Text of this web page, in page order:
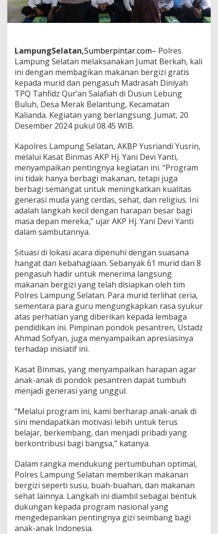
k
a
h
B
g
i
k
M
k
a
n
a
n
B
e
r
i
G
a
t
i
s
d
M
a
a
s
i
n
i
y
a
LampungSelatan,Sumberpintar.com– Polres
Lampung Selatan melaksanakan Jumat Berkah, kali
ini dengan membagikan makanan bergizi gratis
kepada murid dan pengasuh Madrasah Diniyah
TPQ Tahfidz Qur’an Salafiah di Dusun Lebung
Buluh, Desa Merak Belantung, Kecamatan
Kalianda. Kegiatan yang berlangsung. Jumat, 20
Desember 2024 pukul 08.45 WIB.
Kapolres Lampung Selatan, AKBP Yusriandi Yusrin,
melalui Kasat Binmas AKP Hj. Yani Devi Yanti,
menyampaikan pentingnya kegiatan ini. “Program
ini tidak hanya berbagi makanan, tetapi juga
berbagi semangat untuk meningkatkan kualitas
generasi muda yang cerdas, sehat, dan religius. Ini
adalah langkah kecil dengan harapan besar bagi
masa depan mereka,” ujar AKP Hj. Yani Devi Yanti
dalam sambutannya.
Situasi di lokasi acara dipenuhi dengan suasana
hangat dan kebahagiaan. Sebanyak 61 murid dan 8
pengasuh hadir untuk menerima langsung
makanan bergizi yang telah disiapkan oleh tim
Polres Lampung Selatan. Para murid terlihat ceria,
sementara para guru mengungkapkan rasa syukur
atas perhatian yang diberikan kepada lembaga
pendidikan ini. Pimpinan pondok pesantren, Ustadz
Ahmad Sofyan, juga menyampaikan apresiasinya
terhadap inisiatif ini.
Kasat Binmas, yang menyampaikan harapan agar
anak-anak di pondok pesantren dapat tumbuh
menjadi generasi yang unggul.
“Melalui program ini, kami berharap anak-anak di
sini mendapatkan motivasi lebih untuk terus
belajar, berkembang, dan menjadi pribadi yang
berkontribusi bagi bangsa,” katanya.
Dalam rangka mendukung pertumbuhan optimal,
Polres Lampung Selatan memberikan makanan
bergizi seperti susu, buah-buahan, dan makanan
sehat lainnya. Langkah ini diambil sebagai bentuk
dukungan kepada program nasional yang
mengedepankan pentingnya gizi seimbang bagi
anak-anak Indonesia.